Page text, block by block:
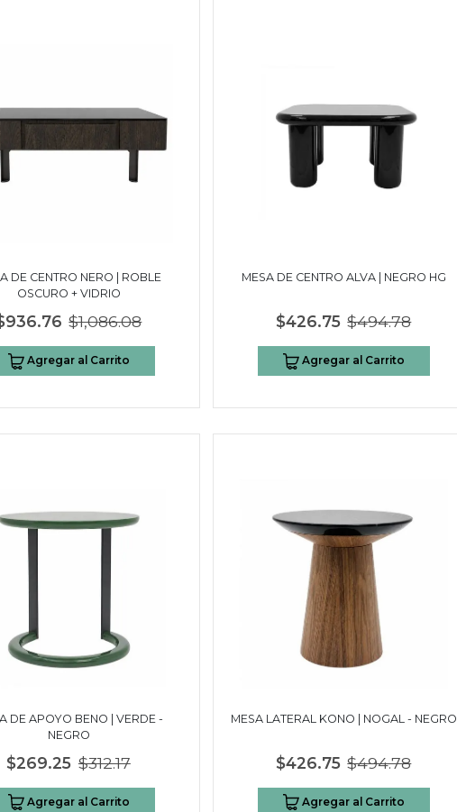
DE CENTRO NERO | ROBLE
OSCURO + VIDRIO
$1,086.08
Agregar al Carrito
MESA DE CENTRO ALVA | NEGRO HG
$426.75 $494.78
Agregar al Carrito
DE APOYO BENO | VERDE -
NEGRO
$269.25 $312.17
Agregar al Carrito
MESA LATERAL KONO | NOGAL - NEGRO
$426.75 $494.78
Agregar al Carrito